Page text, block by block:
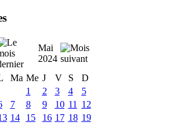
Mai
2024
Ma Me J V S
D
1
2 3 4
5
7 8 9 10 11
12
14 15 16 17 18 19